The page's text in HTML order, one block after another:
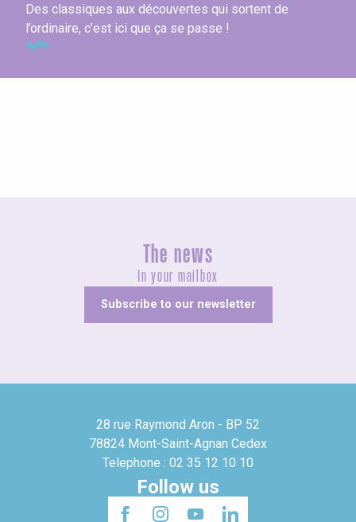
Des classiques aux découvertes qui sortent de
l’ordinaire, c’est ici que ça se passe !
The news
In your mailbox
Subscribe to our newsletter
28 rue Raymond Aron - BP 52
78824 Mont-Saint-Agnan Cedex
Telephone : 02 35 12 10 10
Follow us